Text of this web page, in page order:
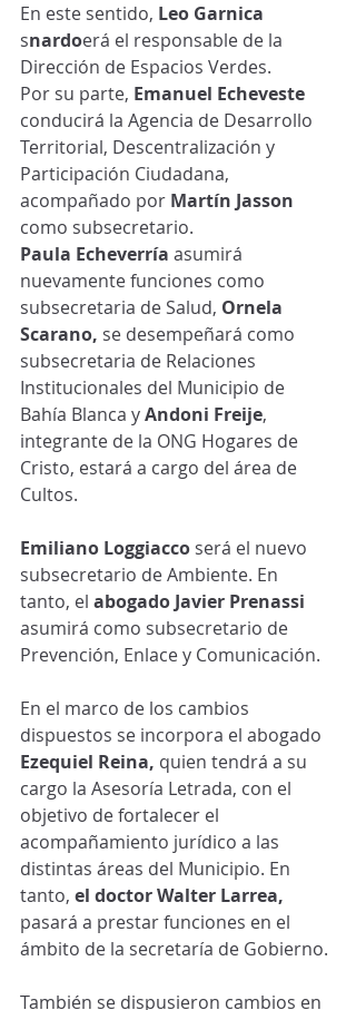
En este sentido, Leo Garnica
snardoerá el responsable de la
Dirección de Espacios Verdes.
Por su parte, Emanuel Echeveste
conducirá la Agencia de Desarrollo
Territorial, Descentralización y
Participación Ciudadana,
acompañado por Martín Jasson
como subsecretario.
Paula Echeverría asumirá
nuevamente funciones como
subsecretaria de Salud, Ornela
Scarano, se desempeñará como
subsecretaria de Relaciones
Institucionales del Municipio de
Bahía Blanca y Andoni Freije,
integrante de la ONG Hogares de
Cristo, estará a cargo del área de
Cultos.
Emiliano Loggiacco será el nuevo
subsecretario de Ambiente. En
tanto, el abogado Javier Prenassi
asumirá como subsecretario de
Prevención, Enlace y Comunicación.
En el marco de los cambios
dispuestos se incorpora el abogado
Ezequiel Reina, quien tendrá a su
cargo la Asesoría Letrada, con el
objetivo de fortalecer el
acompañamiento jurídico a las
distintas áreas del Municipio. En
tanto, el doctor Walter Larrea,
pasará a prestar funciones en el
ámbito de la secretaría de Gobierno.
También se dispusieron cambios en